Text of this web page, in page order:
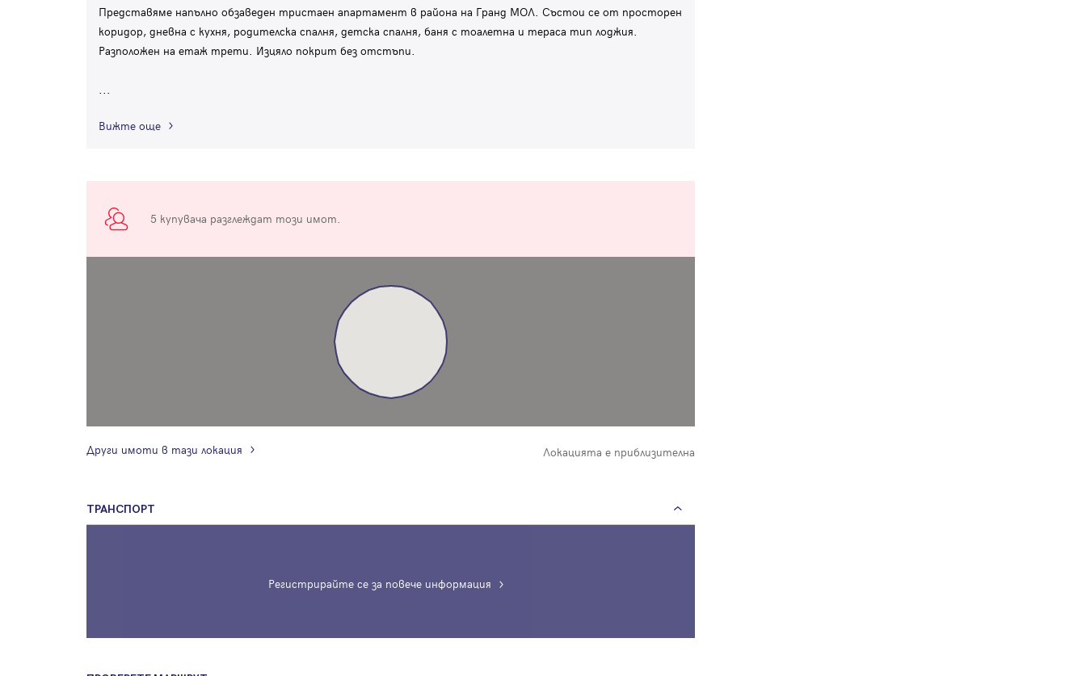
Представяме напълно обзаведен тристаен апартамент в района на Гранд МОЛ. Състои се от просторен
коридор, дневна с кухня, родителска спалня, детска спалня, баня с тоалетна и тераса тип лоджия.
Разположен на етаж трети. Изцяло покрит без отстъпи.
...
Вижте още
5 купувача разглеждат този имот.
Локацията е приблизителна
Други имоти в тази локация
ТРАНСПОРТ
Регистрирайте се за повече информация